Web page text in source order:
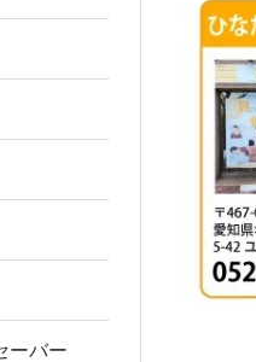
ーバー